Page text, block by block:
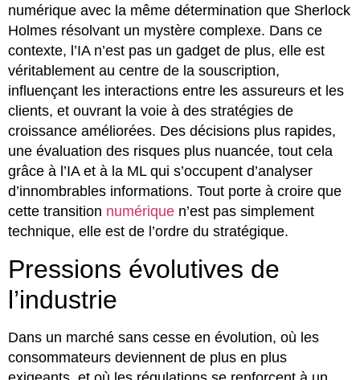
numérique avec la même détermination que Sherlock
Holmes résolvant un mystère complexe. Dans ce
contexte, l’IA n’est pas un gadget de plus, elle est
véritablement au centre de la souscription,
influençant les interactions entre les assureurs et les
clients, et ouvrant la voie à des stratégies de
croissance améliorées. Des décisions plus rapides,
une évaluation des risques plus nuancée, tout cela
grâce à l’IA et à la ML qui s’occupent d’analyser
d’innombrables informations. Tout porte à croire que
cette transition numérique n’est pas simplement
technique, elle est de l’ordre du stratégique.
Pressions évolutives de
l’industrie
Dans un marché sans cesse en évolution, où les
consommateurs deviennent de plus en plus